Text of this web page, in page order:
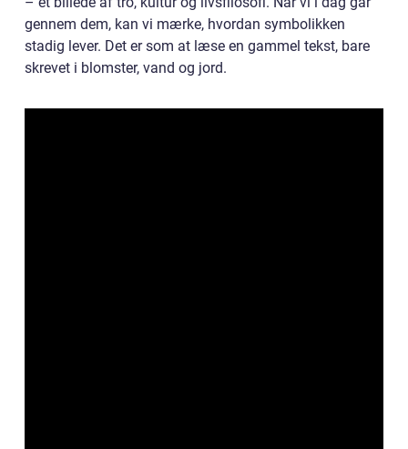
gennem dem, kan vi mærke, hvordan symbolikken
stadig lever. Det er som at læse en gammel tekst, bare
skrevet i blomster, vand og jord.